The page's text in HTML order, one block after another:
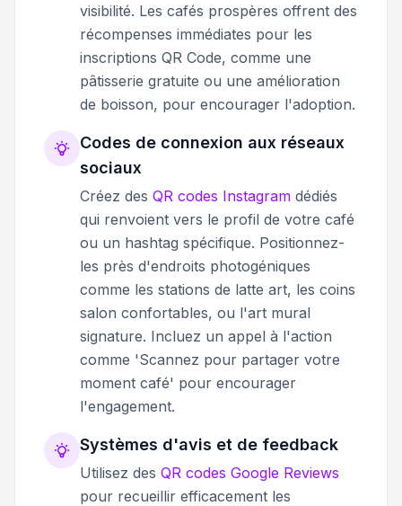
visibilité. Les cafés prospères offrent des
récompenses immédiates pour les
inscriptions QR Code, comme une
pâtisserie gratuite ou une amélioration
de boisson, pour encourager l'adoption.
Codes de connexion aux réseaux
sociaux
Créez des QR codes Instagram dédiés
qui renvoient vers le profil de votre café
ou un hashtag spécifique. Positionnez-
les près d'endroits photogéniques
comme les stations de latte art, les coins
salon confortables, ou l'art mural
signature. Incluez un appel à l'action
comme 'Scannez pour partager votre
moment café' pour encourager
l'engagement.
Systèmes d'avis et de feedback
Utilisez des QR codes Google Reviews
pour recueillir efficacement les